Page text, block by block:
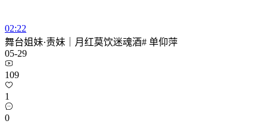
02:22
舞台姐妹·责妹｜月红莫饮迷魂酒# 单仰萍
05-29
109
1
0